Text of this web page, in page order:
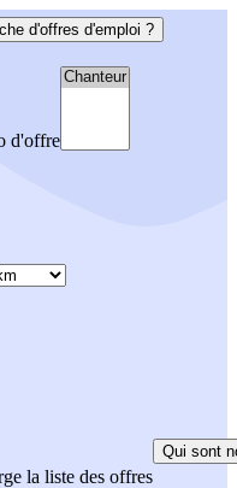
d'offres d'emploi ?
d'offre
la liste des offres
Qui sont